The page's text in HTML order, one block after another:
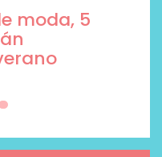
moda, 5